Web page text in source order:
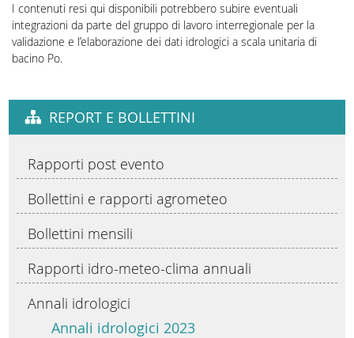
I contenuti resi qui disponibili potrebbero subire eventuali
integrazioni da parte del gruppo di lavoro interregionale per la
validazione e l’elaborazione dei dati idrologici a scala unitaria di
bacino Po.
REPORT E BOLLETTINI
Rapporti post evento
Bollettini e rapporti agrometeo
Bollettini mensili
Rapporti idro-meteo-clima annuali
Annali idrologici
Annali idrologici 2023